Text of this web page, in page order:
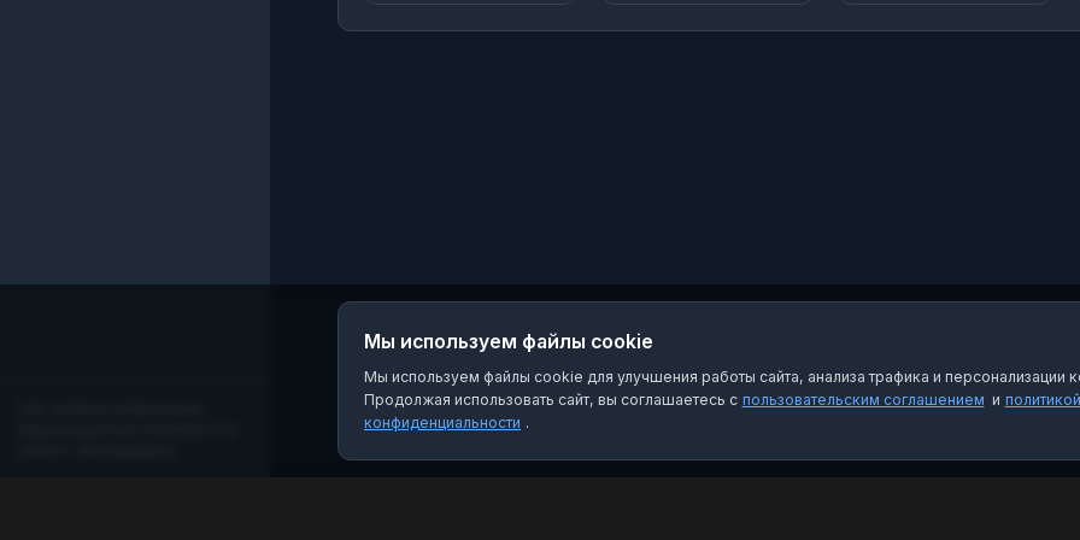
Крыма. Мы вк
vk.com/severnaya.sevastopol
номеру 09388
(бесплатно для
Мы используем файлы cookie
Мы используем файлы cookie для улучшения работы сайта, анализа трафика и персонализации
Продолжая использовать сайт, вы соглашаетесь с пользовательским соглашением и политикой
конфиденциальности .